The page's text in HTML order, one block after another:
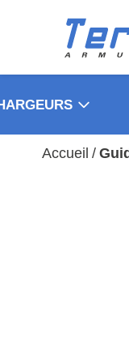
Accueil /